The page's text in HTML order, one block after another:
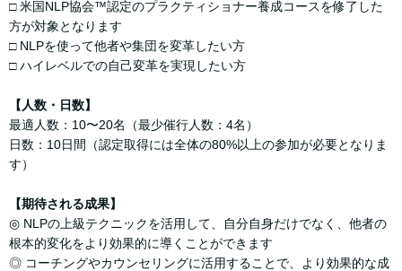
□ ⽶国NLP協会™認定のプラクティショナー養成コースを修了した
⽅が対象となります
□ NLPを使って他者や集団を変⾰したい⽅
□ ハイレベルでの⾃⼰変⾰を実現したい⽅
【⼈数・⽇数】
最適⼈数：10〜20名（最少催⾏⼈数：4名）
⽇数：10⽇間（認定取得には全体の80%以上の参加が必要となりま
す）
【期待される成果】
◎ NLPの上級テクニックを活⽤して、⾃分⾃⾝だけでなく、他者の
根本的変化をより効果的に導くことができます
◎ コーチングやカウンセリングに活⽤することで、より効果的な成